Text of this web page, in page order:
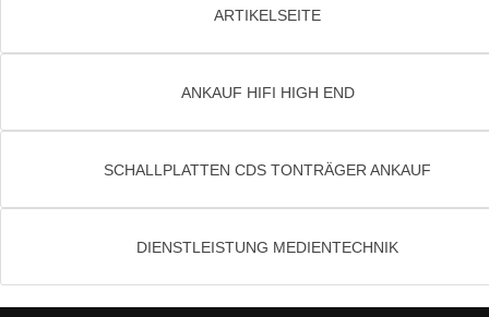
ARTIKELSEITE
ANKAUF HIFI HIGH END
SCHALLPLATTEN CDS TONTRÄGER ANKAUF
DIENSTLEISTUNG MEDIENTECHNIK